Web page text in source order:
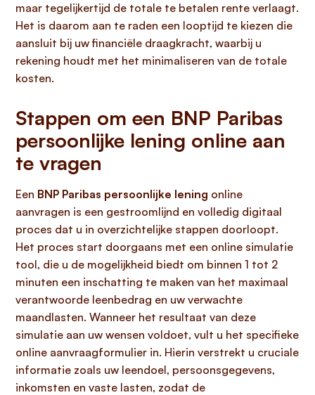
maar tegelijkertijd de totale te betalen rente verlaagt.
Het is daarom aan te raden een looptijd te kiezen die
aansluit bij uw financiële draagkracht, waarbij u
rekening houdt met het minimaliseren van de totale
kosten.
Stappen om een BNP Paribas
persoonlijke lening online aan
te vragen
Een BNP Paribas persoonlijke lening online
aanvragen is een gestroomlijnd en volledig digitaal
proces dat u in overzichtelijke stappen doorloopt.
Het proces start doorgaans met een online simulatie
tool, die u de mogelijkheid biedt om binnen 1 tot 2
minuten een inschatting te maken van het maximaal
verantwoorde leenbedrag en uw verwachte
maandlasten. Wanneer het resultaat van deze
simulatie aan uw wensen voldoet, vult u het specifieke
online aanvraagformulier in. Hierin verstrekt u cruciale
informatie zoals uw leendoel, persoonsgegevens,
inkomsten en vaste lasten, zodat de